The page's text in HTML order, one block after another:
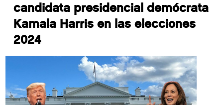
candidata presidencial demócrata
Kamala Harris en las elecciones
2024